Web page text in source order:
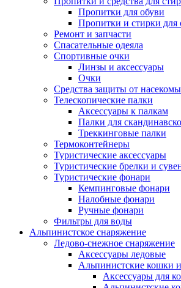
Пропитки для обуви
Пропитки и стирки
Ремонт и запчасти
Спасательные одеяла
Спортивные очки
Линзы и аксессуары
Очки
Средства защиты от
Телескопические палки
Аксессуары к палкам
Палки для
Треккинговые палки
Термоконтейнеры
Туристические аксессуары
Туристические брелки и
Туристические фонари
Кемпинговые фонари
Налобные фонари
Ручные фонари
Фильтры для воды
Альпинистское снаряжение
Ледово-снежное снаряжение
Аксессуары ледовые
Альпинистские кошки
Аксессуары для